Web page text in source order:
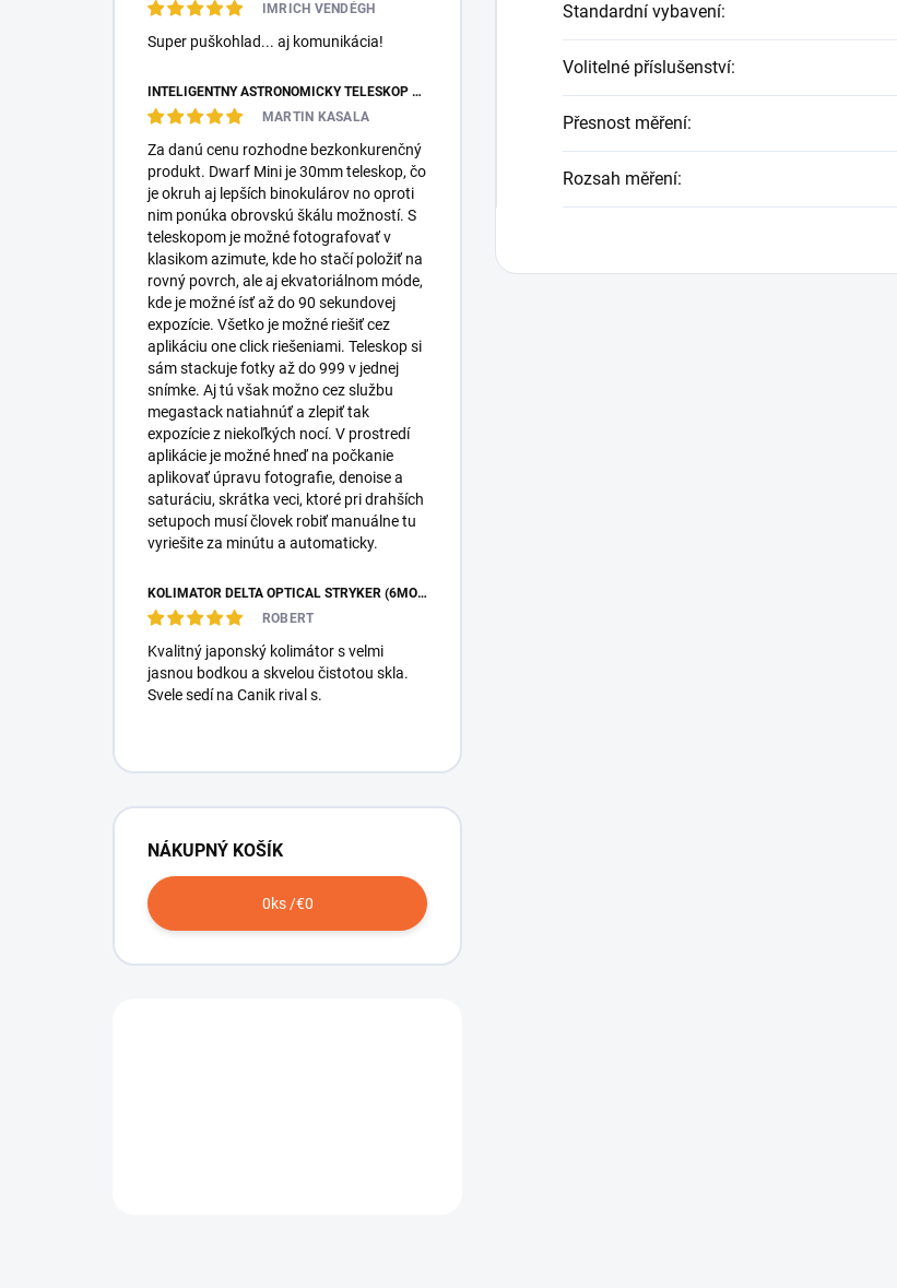
IMRICH VENDÉGH
Super puškohlad... aj komunikácia!
INTELIGENTNÝ ASTRONOMICKÝ TELESKOP DWARFLAB DWARF MINI
MARTIN KASALA
Za danú cenu rozhodne bezkonkurenčný
produkt. Dwarf Mini je 30mm teleskop, čo
je okruh aj lepších binokulárov no oproti
nim ponúka obrovskú škálu možností. S
teleskopom je možné fotografovať v
klasikom azimute, kde ho stačí položiť na
rovný povrch, ale aj ekvatoriálnom móde,
kde je možné ísť až do 90 sekundovej
expozície. Všetko je možné riešiť cez
aplikáciu one click riešeniami. Teleskop si
sám stackuje fotky až do 999 v jednej
snímke. Aj tú však možno cez službu
megastack natiahnúť a zlepiť tak
expozície z niekoľkých nocí. V prostredí
aplikácie je možné hneď na počkanie
aplikovať úpravu fotografie, denoise a
saturáciu, skrátka veci, ktoré pri drahších
setupoch musí človek robiť manuálne tu
vyriešite za minútu a automaticky.
KOLIMÁTOR DELTA OPTICAL STRYKER (6MOA)
ROBERT
Kvalitný japonský kolimátor s velmi
jasnou bodkou a skvelou čistotou skla.
Svele sedí na Canik rival s.
NÁKUPNÝ KOŠÍK
0ks /€0
Standardní vybavení:
Volitelné příslušenství:
Přesnost měření:
Rozsah měření: